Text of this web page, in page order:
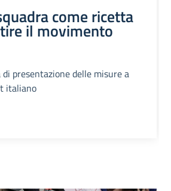
come ricetta
il movimento
presentazione delle misure a
italiano